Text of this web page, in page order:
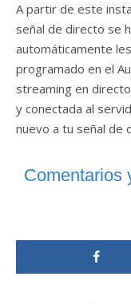
A partir de este
señal de directo se
automáticamente
programado en el
streaming en
y conectada al
nuevo a tu señal de
Comentarios